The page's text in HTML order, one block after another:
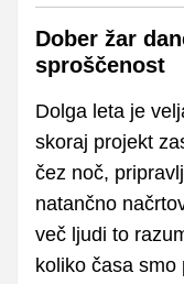
Dober žar
sproščenost
Dolga leta je
skoraj projekt
čez noč,
natančno
več ljudi to
koliko časa